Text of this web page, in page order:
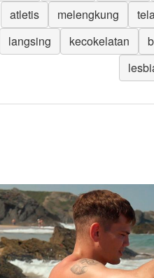
atletis
melengkung
langsing
kecokelatan